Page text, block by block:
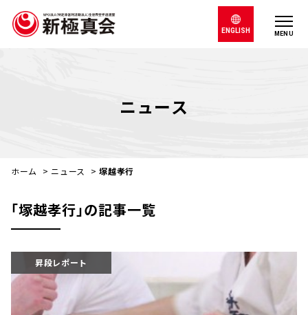
MENU
ENGLISH
ニュース
ホーム > ニュース >塚越孝行
｢塚越孝行｣の記事一覧
昇段レポート